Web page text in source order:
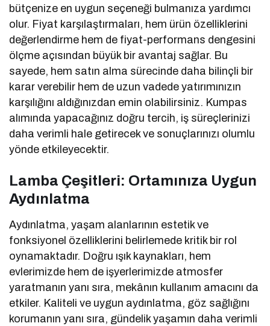
bütçenize en uygun seçeneği bulmanıza yardımcı
olur. Fiyat karşılaştırmaları, hem ürün özelliklerini
değerlendirme hem de fiyat-performans dengesini
ölçme açısından büyük bir avantaj sağlar. Bu
sayede, hem satın alma sürecinde daha bilinçli bir
karar verebilir hem de uzun vadede yatırımınızın
karşılığını aldığınızdan emin olabilirsiniz. Kumpas
alımında yapacağınız doğru tercih, iş süreçlerinizi
daha verimli hale getirecek ve sonuçlarınızı olumlu
yönde etkileyecektir.
Lamba Çeşitleri: Ortamınıza Uygun
Aydınlatma
Aydınlatma, yaşam alanlarının estetik ve
fonksiyonel özelliklerini belirlemede kritik bir rol
oynamaktadır. Doğru ışık kaynakları, hem
evlerimizde hem de işyerlerimizde atmosfer
yaratmanın yanı sıra, mekânın kullanım amacını da
etkiler. Kaliteli ve uygun aydınlatma, göz sağlığını
korumanın yanı sıra, gündelik yaşamın daha verimli